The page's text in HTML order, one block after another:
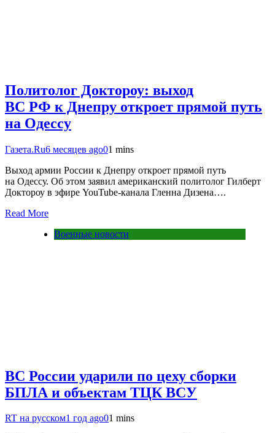
Политолог Доктороу: выход
ВС РФ к Днепру откроет прямой путь
на Одессу
Газета.Ru6 месяцев ago01 mins
Выход армии России к Днепру откроет прямой путь
на Одессу. Об этом заявил американский политолог Гилберт
Доктороу в эфире YouTube-канала Гленна Дизена….
Read More
Военные новости
ВС России ударили по цеху сборки
БПЛА и объектам ТЦК ВСУ
RT на русском1 год ago01 mins